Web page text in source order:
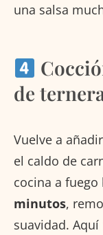
una salsa
de
Vuelve a
el caldo de
cocina a
minutos,
suavidad.